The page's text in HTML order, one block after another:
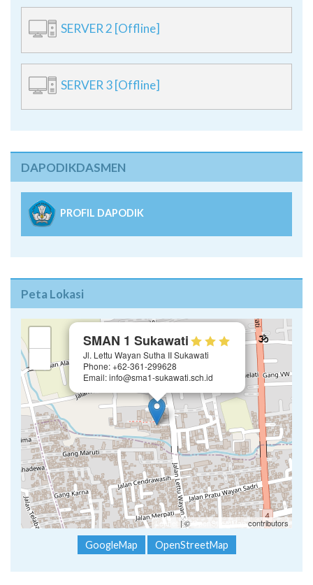
SERVER 2 [Offline]
SERVER 3 [Offline]
DAPODIKDASMEN
PROFIL DAPODIK
Peta Lokasi
SMAN 1 Sukawati
Jl. Lettu Wayan Sutha II Sukawati
Phone: +62-361-299628
Email: info@sma1-sukawati.sch.id
Leaflet | ©OpenStreetMap contributors
GoogleMap OpenStreetMap